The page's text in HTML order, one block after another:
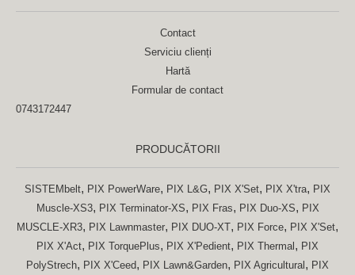
Contact
Serviciu clienți
Hartă
Formular de contact
0743172447
PRODUCĂTORII
SISTEMbelt, PIX PowerWare, PIX L&G, PIX X'Set, PIX X'tra, PIX
Muscle-XS3, PIX Terminator-XS, PIX Fras, PIX Duo-XS, PIX
MUSCLE-XR3, PIX Lawnmaster, PIX DUO-XT, PIX Force, PIX X'Set,
PIX X'Act, PIX TorquePlus, PIX X'Pedient, PIX Thermal, PIX
PolyStrech, PIX X'Ceed, PIX Lawn&Garden, PIX Agricultural, PIX